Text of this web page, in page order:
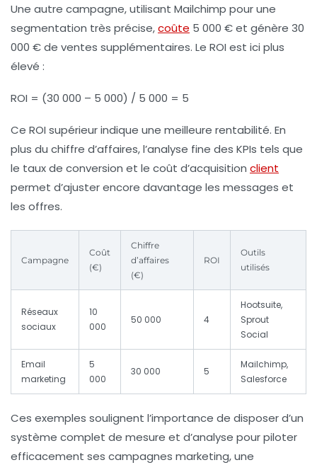
Une autre campagne, utilisant Mailchimp pour une
segmentation très précise,coûte 5 000 € et génère 30
000 € de ventes supplémentaires. Le ROI est ici plus
élevé :
ROI = (30 000 – 5 000) / 5 000 = 5
Ce ROI supérieur indique une meilleure rentabilité. En
plus du chiffre d’affaires, l’analyse fine des KPIs tels que
le taux de conversion et le coût d’acquisition client
permet d’ajuster encore davantage les messages et
les offres.
Campagne
Coût
(€)
Chiffre
d’affaires
(€)
ROI
Outils
utilisés
Réseaux
sociaux
10
000
50 000 4
Hootsuite,
Sprout
Social
Email
marketing
5
000
30 000 5
Mailchimp,
Salesforce
Ces exemples soulignent l’importance de disposer d’un
système complet de mesure et d’analyse pour piloter
efficacement ses campagnes marketing, une